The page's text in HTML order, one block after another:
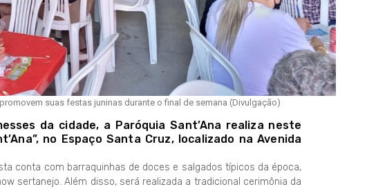
suas festas juninas durante o final de semana (Divulgação)
da cidade, a Paróquia Sant’Ana realiza neste
no Espaço Santa Cruz, localizado na Avenida
conta com barraquinhas de doces e salgados típicos da época,
sertanejo. Além disso, será realizada a tradicional cerimônia da